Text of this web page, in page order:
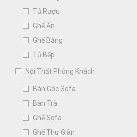
Tủ Rượu
Ghế Ăn
Ghế Băng
Tủ Bếp
Nội Thất Phòng Khách
Bàn Góc Sofa
Bàn Trà
Ghế Sofa
Ghế Thư Giãn